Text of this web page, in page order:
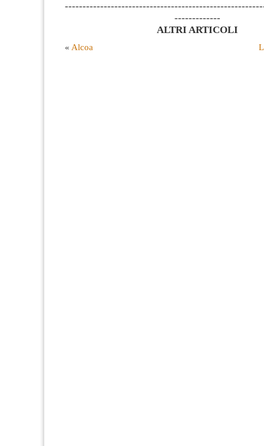
-------------
ALTRI ARTICOLI
« Alcoa